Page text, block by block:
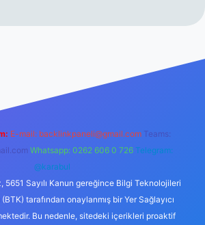
E-mail: backlinkpaneli@gmail.com Teams:
Whatsapp: 0262 606 0 726 Telegram:
@karabul
5651 Sayılı Kanun gereğince Bilgi Teknolojileri
tarafından onaylanmış bir Yer Sağlayıcı
Bu nedenle, sitedeki içerikleri proaktif